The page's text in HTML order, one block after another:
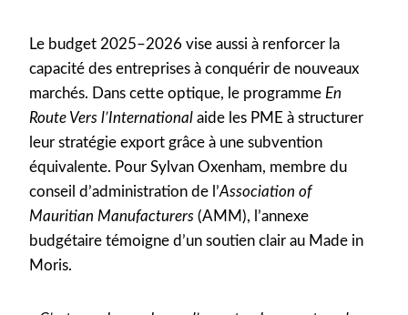
Le budget 2025–2026 vise aussi à renforcer la
capacité des entreprises à conquérir de nouveaux
marchés. Dans cette optique, le programme En
Route Vers l’International aide les PME à structurer
leur stratégie export grâce à une subvention
équivalente. Pour Sylvan Oxenham, membre du
conseil d’administration de l’Association of
Mauritian Manufacturers (AMM), l’annexe
budgétaire témoigne d’un soutien clair au Made in
Moris.